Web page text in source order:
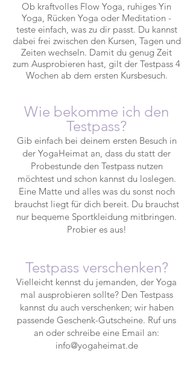
Ob kraftvolles Flow Yoga, ruhiges Yin
Yoga, Rücken Yoga oder Meditation -
teste einfach, was zu dir passt. Du kannst
dabei frei zwischen den Kursen, Tagen und
Zeiten wechseln. Damit du genug Zeit
zum Ausprobieren hast, gilt der Testpass 4
Wochen ab dem ersten Kursbesuch.
Wie bekomme ich den
Testpass?
Gib einfach bei deinem ersten Besuch in
der YogaHeimat an, dass du statt der
Probestunde den Testpass nutzen
möchtest und schon kannst du loslegen.
Eine Matte und alles was du sonst noch
brauchst liegt für dich bereit. Du brauchst
nur bequeme Sportkleidung mitbringen.
Probier es aus!
Testpass verschenken?
Vielleicht kennst du jemanden, der Yoga
mal ausprobieren sollte? Den Testpass
kannst du auch verschenken; wir haben
passende Geschenk-Gutscheine. Ruf uns
an oder schreibe eine Email an:
info@yogaheimat.de